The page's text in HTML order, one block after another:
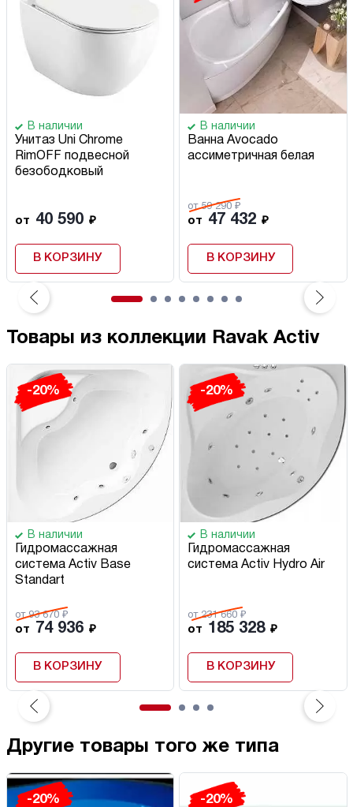
В наличии
Унитаз Uni Chrome
RimOFF подвесной
безободковый
от 40 590 ₽
В КОРЗИНУ
В наличии
Ванна Avocado
ассиметричная белая
от 59 290 ₽
от 47 432 ₽
В КОРЗИНУ
Товары из коллекции Ravak Activ
-20%
В наличии
Гидромассажная
система Activ Base
Standart
от 93 670 ₽
от 74 936 ₽
В КОРЗИНУ
-20%
В наличии
Гидромассажная
система Activ Hydro Air
от 231 660 ₽
от 185 328 ₽
В КОРЗИНУ
Другие товары того же типа
-20% -20%